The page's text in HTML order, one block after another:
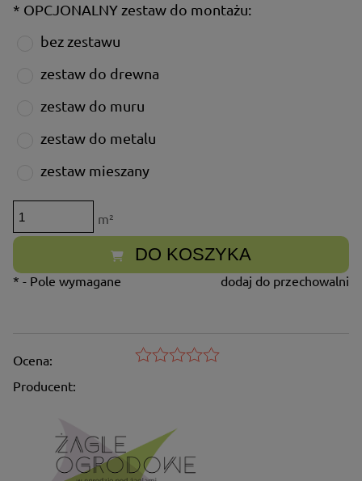
* OPCJONALNY zestaw do montażu:
bez zestawu
zestaw do drewna
zestaw do muru
zestaw do metalu
zestaw mieszany
m²
DO KOSZYKA
dodaj do przechowalni
* - Pole wymagane
Ocena:
Producent: